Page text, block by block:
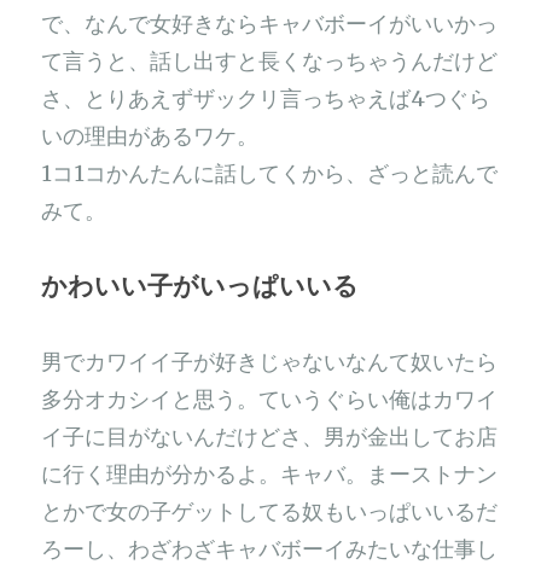
で、なんで女好きならキャバボーイがいいかっ
て言うと、話し出すと長くなっちゃうんだけど
さ、とりあえずザックリ言っちゃえば4つぐら
いの理由があるワケ。
1コ1コかんたんに話してくから、ざっと読んで
みて。
かわいい子がいっぱいいる
男でカワイイ子が好きじゃないなんて奴いたら
多分オカシイと思う。ていうぐらい俺はカワイ
イ子に目がないんだけどさ、男が金出してお店
に行く理由が分かるよ。キャバ。まーストナン
とかで女の子ゲットしてる奴もいっぱいいるだ
ろーし、わざわざキャバボーイみたいな仕事し